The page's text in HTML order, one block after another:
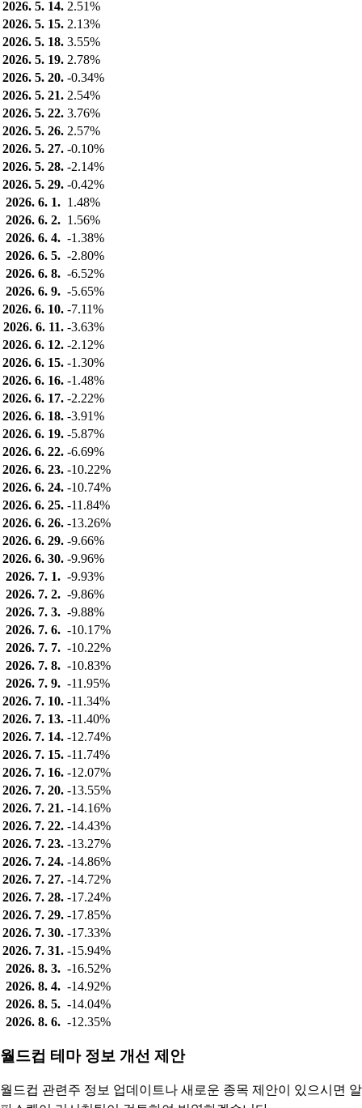
2026. 5. 14. 2.51%
2026. 5. 15. 2.13%
2026. 5. 18. 3.55%
2026. 5. 19. 2.78%
2026. 5. 20. -0.34%
2026. 5. 21. 2.54%
2026. 5. 22. 3.76%
2026. 5. 26. 2.57%
2026. 5. 27. -0.10%
2026. 5. 28. -2.14%
2026. 5. 29. -0.42%
2026. 6. 1. 1.48%
2026. 6. 2. 1.56%
2026. 6. 4. -1.38%
2026. 6. 5. -2.80%
2026. 6. 8. -6.52%
2026. 6. 9. -5.65%
2026. 6. 10. -7.11%
2026. 6. 11. -3.63%
2026. 6. 12. -2.12%
2026. 6. 15. -1.30%
2026. 6. 16. -1.48%
2026. 6. 17. -2.22%
2026. 6. 18. -3.91%
2026. 6. 19. -5.87%
2026. 6. 22. -6.69%
2026. 6. 23. -10.22%
2026. 6. 24. -10.74%
2026. 6. 25. -11.84%
2026. 6. 26. -13.26%
2026. 6. 29. -9.66%
2026. 6. 30. -9.96%
2026. 7. 1. -9.93%
2026. 7. 2. -9.86%
2026. 7. 3. -9.88%
2026. 7. 6. -10.17%
2026. 7. 7. -10.22%
2026. 7. 8. -10.83%
2026. 7. 9. -11.95%
2026. 7. 10. -11.34%
2026. 7. 13. -11.40%
2026. 7. 14. -12.74%
2026. 7. 15. -11.74%
2026. 7. 16. -12.07%
2026. 7. 20. -13.55%
2026. 7. 21. -14.16%
2026. 7. 22. -14.43%
2026. 7. 23. -13.27%
2026. 7. 24. -14.86%
2026. 7. 27. -14.72%
2026. 7. 28. -17.24%
2026. 7. 29. -17.85%
2026. 7. 30. -17.33%
2026. 7. 31. -15.94%
2026. 8. 3. -16.52%
2026. 8. 4. -14.92%
2026. 8. 5. -14.04%
2026. 8. 6. -12.35%
월드컵 테마 정보 개선 제안
월드컵 관련주 정보 업데이트나 새로운 종목 제안이 있으시면 알